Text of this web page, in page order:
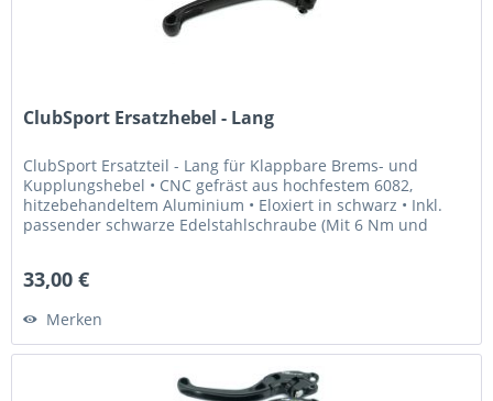
ClubSport Ersatzhebel - Lang
ClubSport Ersatzteil - Lang für Klappbare Brems- und
Kupplungshebel • CNC gefräst aus hochfestem 6082,
hitzebehandeltem Aluminium • Eloxiert in schwarz • Inkl.
passender schwarze Edelstahlschraube (Mit 6 Nm und
33,00 €
Merken